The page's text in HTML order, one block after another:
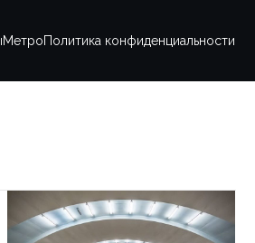
МетроПолитика конфиденциальности